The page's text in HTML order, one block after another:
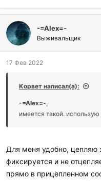
-=Аlex=-
Выживальщик
17 Фев 2022
Корвет написал(а):
-=Аlex=-,
имеется такой.
Для меня удобно, цепляю
фиксируется и не
прямо в прицепленном